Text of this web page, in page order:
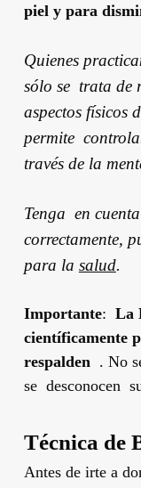
piel y para
Quienes
sólo se trata de
aspectos físicos
permite
través de la
Tenga en
correctamente,
para la salud.
Importante: La
científicamente
respalden . No
se desconocen
Técnica de
Antes de irte a